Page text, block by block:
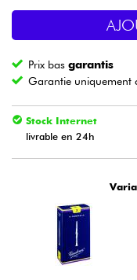
Eclairage
Violons &
Eveil Musical
Câbles & Access.
HiFi
Prix basgarantis
Garantie uniquement
Stock Internet
livrable en 24h